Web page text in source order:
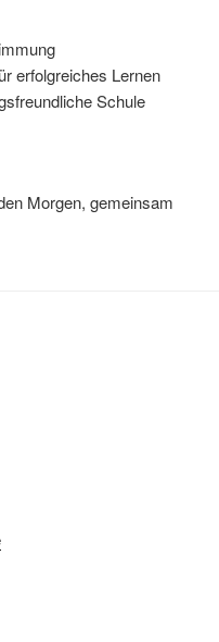
erfolgreiches Lernen
Schule
Morgen, gemeinsam